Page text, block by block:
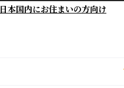
日本国内にお住まいの方向け